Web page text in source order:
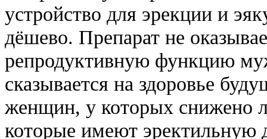
устройство для эрекции и
дёшево. Препарат не
репродуктивную функцию
сказывается на здоровье
женщин, у которых снижено
которые имеют